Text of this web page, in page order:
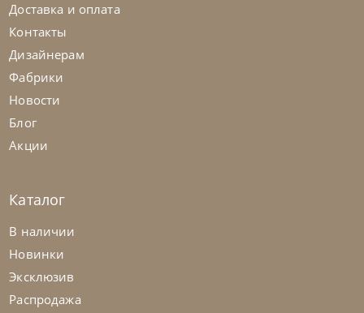
Bontempi
Стол Rail
Доставка и оплата
Контакты
Дизайнерам
Фабрики
Новости
Блог
Акции
Каталог
В наличии
Новинки
Эксклюзив
Распродажа